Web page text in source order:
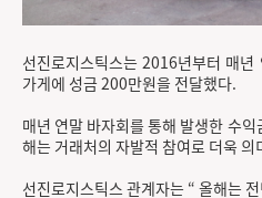
선진로지스틱스는 2016년부터 매년
가게에 성금 200만원을 전달했다.
매년 연말 바자회를 통해 발생한 수
해는 거래처의 자발적 참여로 더욱
선진로지스틱스 관계자는 “ 올해는